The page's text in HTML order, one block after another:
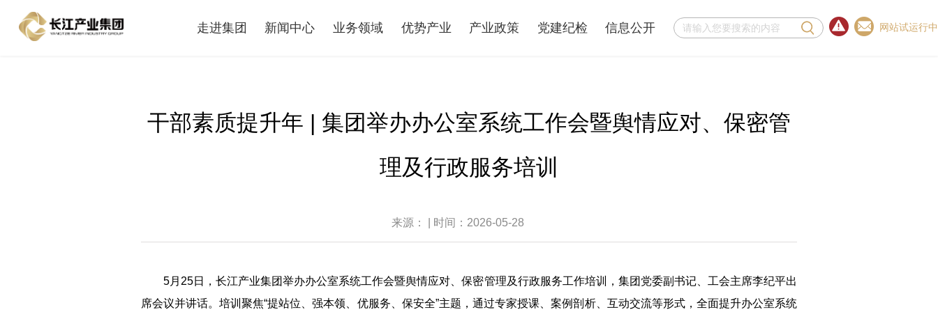
走进集团 新闻中心 业务领域 优势产业 产业政策 党建纪检 信息公开 网站试运行中
干部素质提升年 | 集团举办办公室系统工作会暨舆情应对、保密管
理及行政服务培训
来源： | 时间：2026-05-28
5月25日，长江产业集团举办办公室系统工作会暨舆情应对、保密管理及行政服务工作培训，集团党委副书记、工会主席李纪平出
席会议并讲话。培训聚焦“提站位、强本领、优服务、保安全”主题，通过专家授课、案例剖析、互动交流等形式，全面提升办公室系统